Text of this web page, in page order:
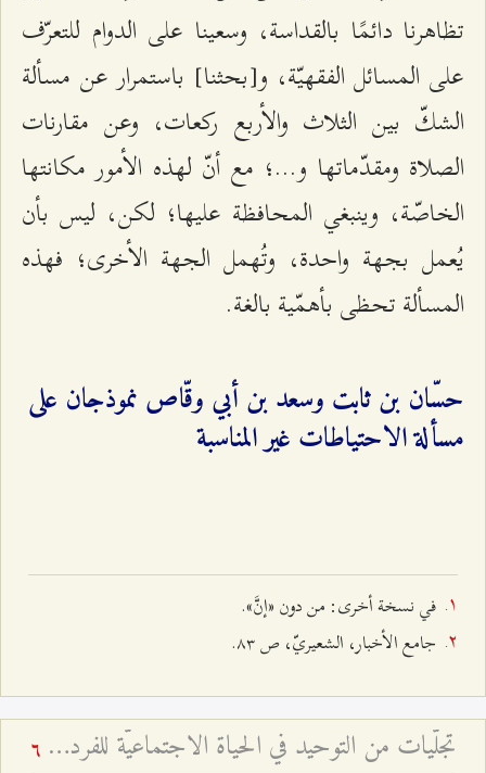
تظاهرنا دائمًا بالقداسة، وسعينا على الدوام للتعرّف
على المسائل الفقهيّة، و[بحثنا] باستمرار عن مسألة
الشكّ بين الثلاث والأربع ركعات، وعن مقارنات
الصلاة ومقدّماتها و...؛ مع أنّ لهذه الأمور مكانتها
الخاصّة، وينبغي المحافظة عليها؛ لكن، ليس بأن
يُعمل بجهة واحدة، وتُهمل الجهة الأخرى؛ فهذه
المسألة تحظى بأهمّية بالغة.
حسّان بن ثابت وسعد بن أبي وقّاص نموذجان على
مسألة الاحتياطات غير المناسبة
في نسخة أخرى: من دون «إنَّ».
جامع الأخبار، الشعيريّ، ص ۸٣.
تجلّيات من التوحيد في الحياة الاجتماعيّة للفرد المسلم 6